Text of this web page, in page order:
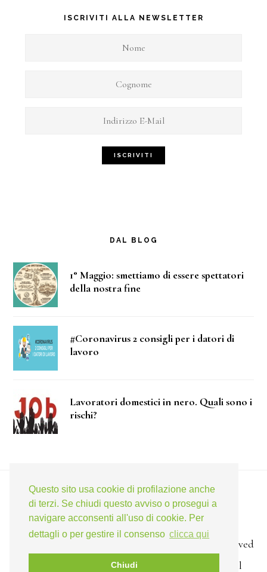
Questo sito usa cookie di profilazione anche
di terzi. Se chiudi questo avviso o prosegui a
navigare acconsenti all'uso di cookie. Per
dettagli o per gestire il consenso clicca qui
Chiudi
ISCRIVITI ALLA NEWSLETTER
DAL BLOG
1° Maggio: smettiamo di essere spettatori
della nostra fine
#Coronavirus 2 consigli per i datori di
lavoro
Lavoratori domestici in nero. Quali sono i
rischi?
TELEGRAM FACEBOOK
TWITTER
LINKEDIN
· All rights reserved
· Via Liside 5 · Taranto · Italia · P.IVA 02174640736
Phone +39 0997323454· Fax +39 1782285670 · E-mail